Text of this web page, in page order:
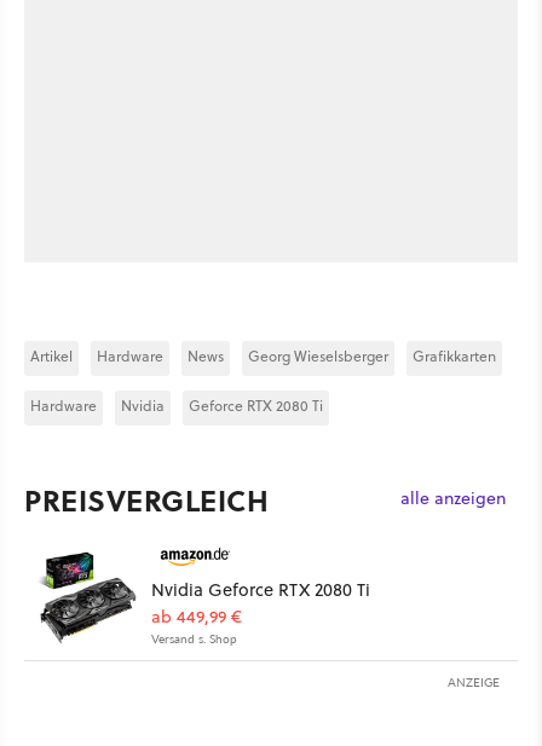
Artikel Hardware News Georg Wieselsberger Grafikkarten
Hardware Nvidia Geforce RTX 2080 Ti
PREISVERGLEICH alle anzeigen
Nvidia Geforce RTX 2080 Ti
ab 449,99 €
Versand s. Shop
ANZEIGE